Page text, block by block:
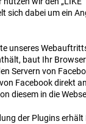
sich dabei um ein
unseres
baut Ihr
Servern von
Facebook direkt
diesem in die
der Plugins erhält